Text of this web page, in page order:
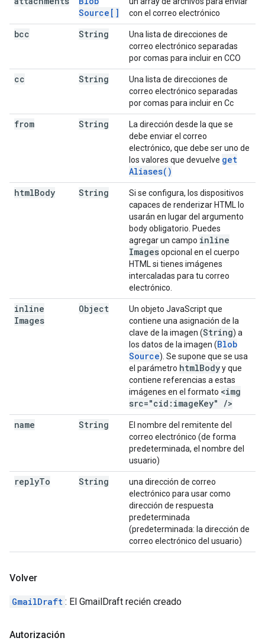
Source[]
con el correo electrónico
bcc String
Una lista de direcciones de
correo electrónico separadas
por comas para incluir en CCO
cc String
Una lista de direcciones de
correo electrónico separadas
por comas para incluir en Cc
from String
La dirección desde la que se
debe enviar el correo
electrónico, que debe ser uno de
los valores que devuelve get
Aliases( )
htmlBody String
Si se configura, los dispositivos
capaces de renderizar HTML lo
usarán en lugar del argumento
body obligatorio. Puedes
agregar un campo inline
Imagesopcional en el cuerpo
HTML si tienes imágenes
intercaladas para tu correo
electrónico.
inline
Images
Object
Un objeto JavaScript que
contiene una asignación de la
clave de la imagen (String) a
los datos de la imagen (Blob
Source). Se supone que se usa
el parámetro htmlBodyy que
contiene referencias a estas
imágenes en el formato <img
src="cid:imageKey" />
name
String
El nombre del remitente del
correo electrónico (de forma
predeterminada, el nombre del
usuario)
replyTo String
una dirección de correo
electrónico para usar como
dirección de respuesta
predeterminada
(predeterminada: la dirección de
correo electrónico del usuario)
Volver
GmailDraft : El GmailDraft recién creado
Autorización